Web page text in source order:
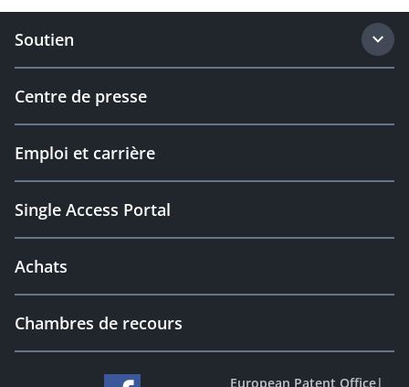
Soutien
Centre de presse
Emploi et carrière
Single Access Portal
Achats
Chambres de recours
European Patent Office|